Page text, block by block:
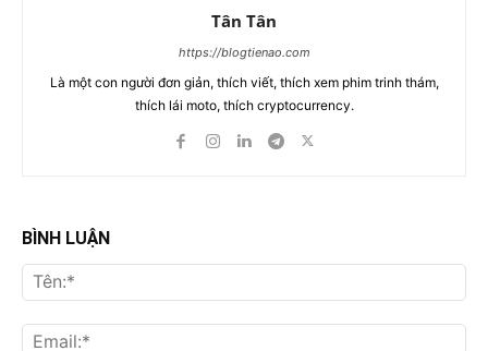
Tân Tân
https://blogtienao.com
Là một con người đơn giản, thích viết, thích xem phim trinh thám,
thích lái moto, thích cryptocurrency.
BÌNH LUẬN